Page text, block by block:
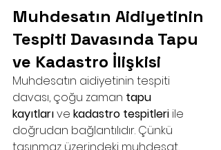
Muhdesatın Aidiyetinin
Tespiti Davasında Tapu
ve Kadastro İlişkisi
Muhdesatın aidiyetinin tespiti
davası, çoğu zaman tapu
kayıtları ve kadastro tespitleri ile
doğrudan bağlantılıdır. Çünkü